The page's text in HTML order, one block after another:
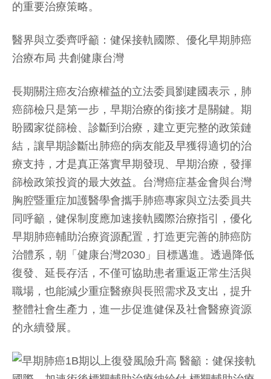
的重要治療策略。
醫界與立委齊呼籲：健保接軌國際、優化早期肺癌
治療布局 共創健康台灣
長期關注癌友治療權益的立法委員劉建國表示，肺
癌篩檢只是第一步，早期治療的銜接才是關鍵。期
盼國家從篩檢、診斷到治療，建立更完整的政策鏈
結，讓早期診斷出肺癌的病友能及早獲得適切的治
療支持，才是真正落實早期發現、早期治療，發揮
篩檢政策投資的最大效益。台灣癌症基金會與台灣
胸腔暨重症加護醫學會攜手肺癌專家與立法委員共
同呼籲，健保制度應加速接軌國際治療指引，優化
早期肺癌輔助治療資源配置，打造更完善的肺癌防
治體系，朝「健康台灣2030」目標邁進。透過降低
復發、延長存活，不僅可協助患者重返正常生活與
職場，也能減少重症醫療與長照需求及支出，提升
整體社會生產力，進一步促進健保及社會醫療資源
的永續發展。